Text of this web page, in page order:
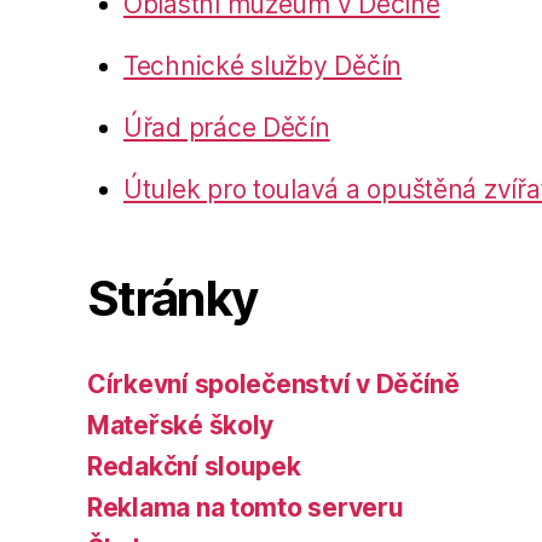
Technické služby Děčín
Úřad práce Děčín
Útulek pro toulavá a opuštěná
Stránky
Církevní společenství v Děčíně
Mateřské školy
Redakční sloupek
Reklama na tomto serveru